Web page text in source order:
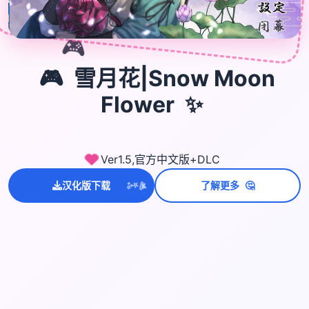
🎮
🎮 雪月花|Snow Moon
Flower ✨
Ver1.5,官方中文版+DLC
汉化版下载 ✨
⭐💫 了解更多 🤔